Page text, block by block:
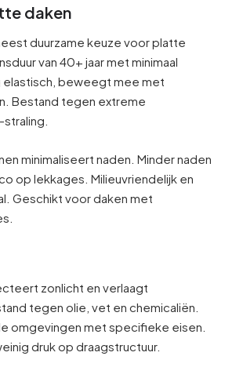
daken
duurzame keuze voor platte
van 40+ jaar met minimaal
beweegt mee met
Bestand tegen extreme
minimaliseert naden. Minder naden
op lekkages. Milieuvriendelijk en
Geschikt voor daken met
zonlicht en verlaagt
tegen olie, vet en chemicaliën.
omgevingen met specifieke eisen.
druk op draagstructuur.